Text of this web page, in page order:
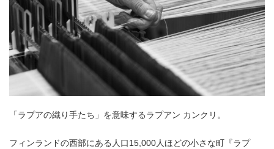
「ラプアの織り手たち」を意味するラプアン カンクリ。
フィンランドの西部にある人口15,000人ほどの小さな町『ラプ